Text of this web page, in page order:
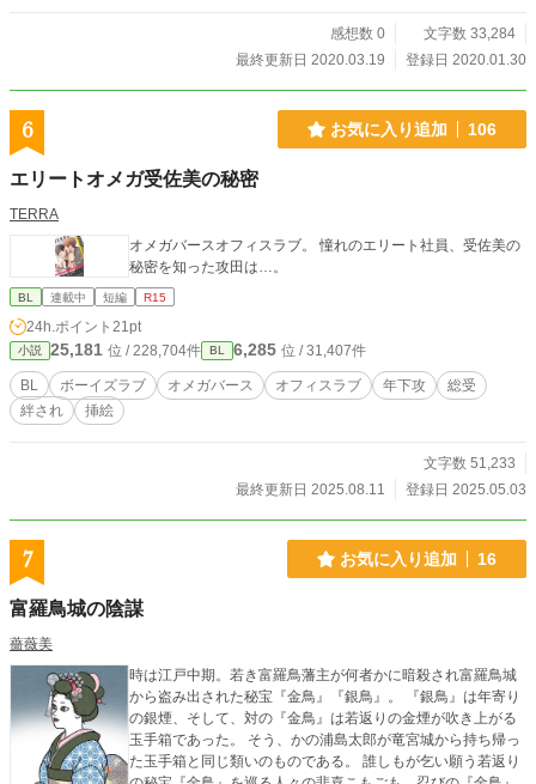
感想数 0
文字数 33,284
最終更新日 2020.03.19
登録日 2020.01.30
6 お気に入り追加 106
エリートオメガ受佐美の秘密
TERRA
オメガバースオフィスラブ。 憧れのエリート社員、受佐美の
秘密を知った攻田は…。
BL 連載中 短編 R15
24h.ポイント 21pt
小説 25,181 位 / 228,704件 BL 6,285 位 / 31,407件
BL ボーイズラブ オメガバース オフィスラブ 年下攻
総受
絆され
挿絵
文字数 51,233
最終更新日 2025.08.11
登録日 2025.05.03
7 お気に入り追加 16
富羅鳥城の陰謀
薔薇美
時は江戸中期。若き富羅鳥藩主が何者かに暗殺され富羅鳥城
から盗み出された秘宝『金鳥』『銀鳥』。 『銀鳥』は年寄り
の銀煙、そして、対の『金鳥』は若返りの金煙が吹き上がる
玉手箱であった。 そう、かの浦島太郎が竜宮城から持ち帰っ
た玉手箱と同じ類いのものである。 誰しもが乞い願う若返り